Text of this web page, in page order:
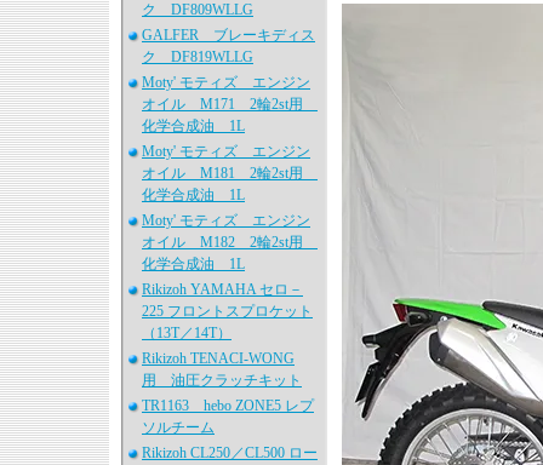
ク DF809WLLG
GALFER ブレーキディス
ク DF819WLLG
Moty' モティズ エンジン
オイル M171 2輪2st用
化学合成油 1L
Moty' モティズ エンジン
オイル M181 2輪2st用
化学合成油 1L
Moty' モティズ エンジン
オイル M182 2輪2st用
化学合成油 1L
Rikizoh YAMAHA セロ－
225 フロントスプロケット
（13T／14T）
Rikizoh TENACI-WONG
用 油圧クラッチキット
TR1163 hebo ZONE5 レプ
ソルチーム
Rikizoh CL250／CL500 ロー